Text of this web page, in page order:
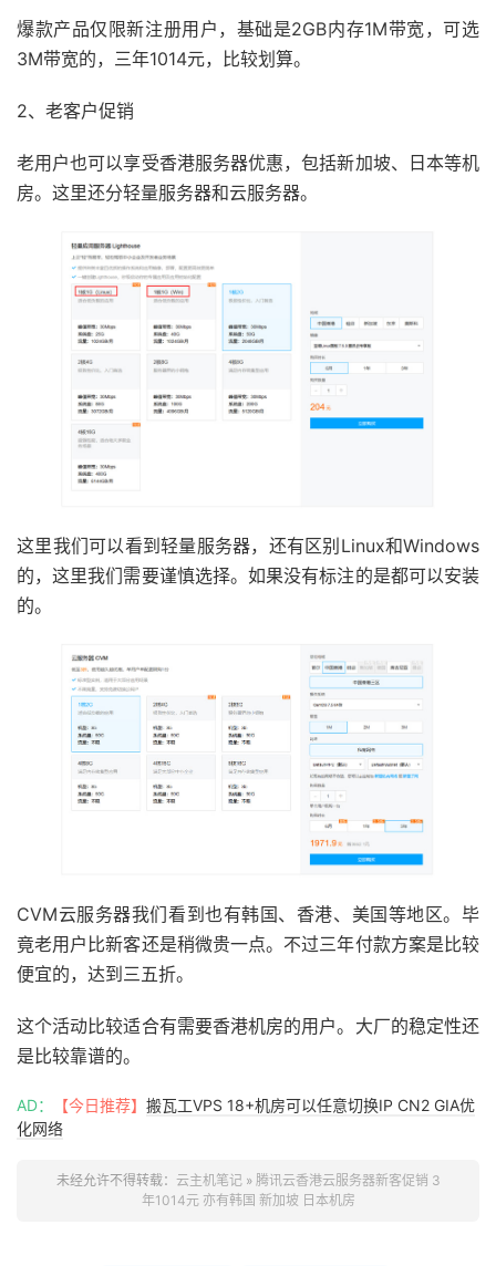
爆款产品仅限新注册用户，基础是2GB内存1M带宽，可选
3M带宽的，三年1014元，比较划算。
2、老客户促销
老用户也可以享受香港服务器优惠，包括新加坡、日本等机
房。这里还分轻量服务器和云服务器。
这里我们可以看到轻量服务器，还有区别Linux和Windows
的，这里我们需要谨慎选择。如果没有标注的是都可以安装
的。
CVM云服务器我们看到也有韩国、香港、美国等地区。毕
竟老用户比新客还是稍微贵一点。不过三年付款方案是比较
便宜的，达到三五折。
这个活动比较适合有需要香港机房的用户。大厂的稳定性还
是比较靠谱的。
AD： 【今日推荐】 搬瓦工VPS 18+机房可以任意切换IP CN2 GIA优
化网络
未经允许不得转载： 云主机笔记» 腾讯云香港云服务器新客促销 3
年1014元 亦有韩国 新加坡 日本机房